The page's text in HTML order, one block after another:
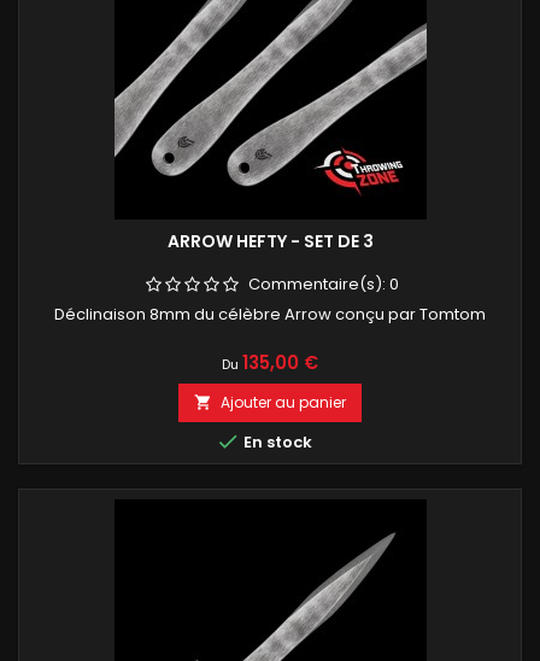
ARROW HEFTY - SET DE 3
Commentaire(s): 0
Déclinaison 8mm du célèbre Arrow conçu par Tomtom
Du Prix
135,00 €
 Ajouter au panier
 En stock